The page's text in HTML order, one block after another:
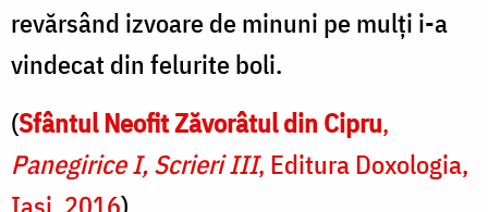
revărsând izvoare de minuni pe mulți i-a
vindecat din felurite boli.
(Sfântul Neofit Zăvorâtul din Cipru,
Panegirice I, Scrieri III, Editura Doxologia,